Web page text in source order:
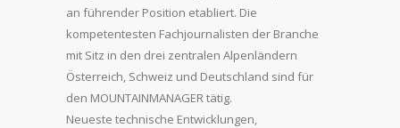
an führender Position etabliert. Die
kompetentesten Fachjournalisten der Branche
mit Sitz in den drei zentralen Alpenländern
Österreich, Schweiz und Deutschland sind für
den MOUNTAINMANAGER tätig.
Neueste technische Entwicklungen,